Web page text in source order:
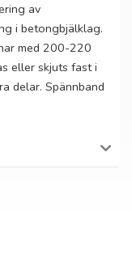
av
i betongbjälklag.
med 200-220
eller skjuts fast i
delar. Spännband